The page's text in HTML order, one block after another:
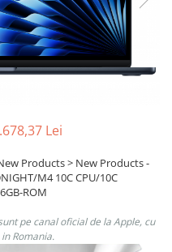
Lei
Products > New Products -
M4 10C CPU/10C
ROM
pe canal oficial de la Apple, cu
Romania.